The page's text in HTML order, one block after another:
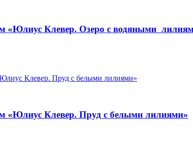
«Юлиус Клевер. Озеро с водяными
₽
«Юлиус Клевер. Пруд с белыми лилиями»